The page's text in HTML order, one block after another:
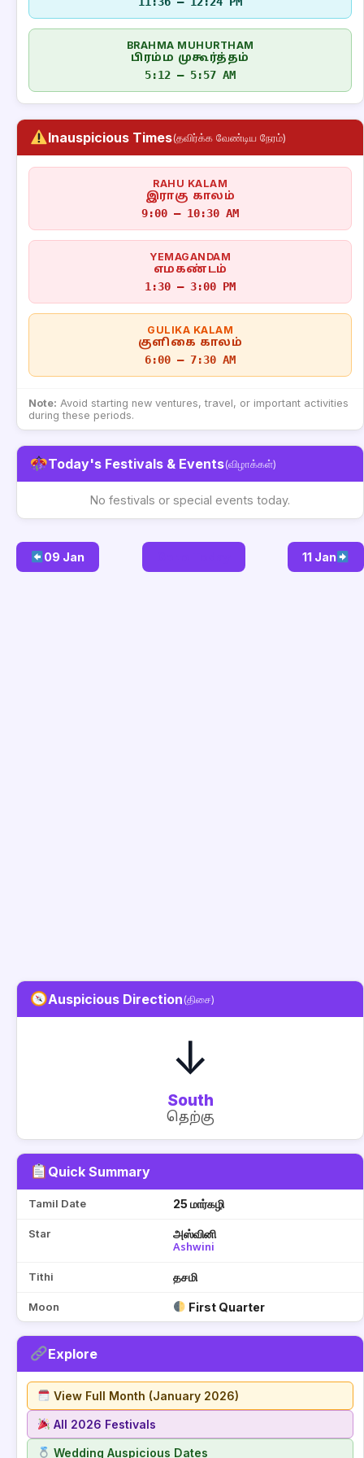
BRAHMA MUHURTHAM
பிரம்ம முகூர்த்தம்
5:12 – 5:57 AM
Inauspicious Times(தவிர்க்க வேண்டிய நேரம்)
RAHU KALAM
இராகு காலம்
9:00 – 10:30 AM
YEMAGANDAM
எமகண்டம்
1:30 – 3:00 PM
GULIKA KALAM
குளிகை காலம்
6:00 – 7:30 AM
Note: Avoid starting new ventures, travel, or important activities
during these periods.
Today's Festivals & Events(விழாக்கள்)
No festivals or special events today.
09 Jan 11 Jan
Auspicious Direction(திசை)
↓
South
தெற்கு
Quick Summary
Tamil Date 25 மார்கழி
Star அஸ்வினி
Ashwini
Tithi தசமி
Moon First Quarter
Explore
View Full Month (January 2026)
All 2026 Festivals
Wedding Auspicious Dates